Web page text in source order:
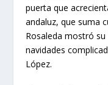
puerta que
andaluz, que suma
Rosaleda mostró
navidades
López.